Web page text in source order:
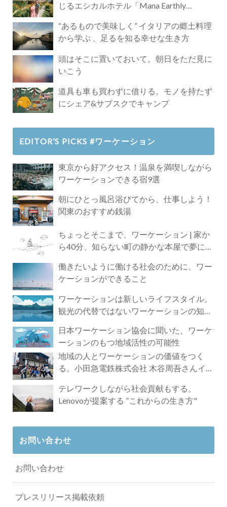
じるエシカルホテル「Mana Earthly
“あるもので美味しく” イタリアの郷土料理
から学ぶ 、足るを知る幸せな生き方
頭はそこに置いておいて。朝日をただ見に
いこう
道具も車も買わずに借りる。モノを持たず
にシェア&サブスクでキャンプ
EDITOR’S PICKS #ワーケーション
東京から好アクセス！温泉を満喫しながら
ワーケーションできる宿9選
朝にひとっ風呂浴びてから、仕事しよう！
関東のおすすめ銭湯
ちょっとそこまで、ワーケーション | 家か
ら40分、知らない町の静かな本屋で夢に近
働きたいように働ける社会のために、ワー
ケーションができること
ワーケーションは新しいライフスタイル。
観光の代替ではないワーケーションの知ら
日本ワーケーション協会に聞いた、ワーケ
ーションのもつ地域活性の可能性
地域の人とワーケーションの価値をつく
る。小田急電鉄株式会社 木谷周吾さんイン
テレワークしながら社会貢献もする。
Lenovoが提案する ”これからの生き方"
お問い合わせ
お問い合わせ
プレスリリース掲載依頼